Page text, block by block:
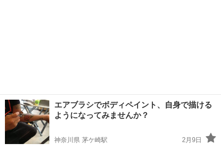
エアブラシでボディペイント、自身で描ける
ようになってみませんか？
神奈川県 茅ケ崎駅
2月9日